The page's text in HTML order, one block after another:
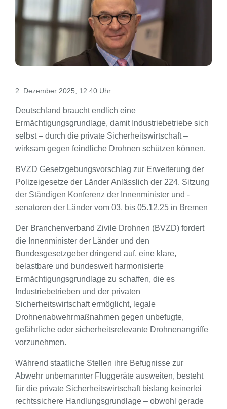
2. Dezember 2025, 12:40 Uhr
Deutschland braucht endlich eine
Ermächtigungsgrundlage, damit Industriebetriebe sich
selbst – durch die private Sicherheitswirtschaft –
wirksam gegen feindliche Drohnen schützen können.
BVZD Gesetzgebungsvorschlag zur Erweiterung der
Polizeigesetze der Länder Anlässlich der 224. Sitzung
der Ständigen Konferenz der Innenminister und -
senatoren der Länder vom 03. bis 05.12.25 in Bremen
Der Branchenverband Zivile Drohnen (BVZD) fordert
die Innenminister der Länder und den
Bundesgesetzgeber dringend auf, eine klare,
belastbare und bundesweit harmonisierte
Ermächtigungsgrundlage zu schaffen, die es
Industriebetrieben und der privaten
Sicherheitswirtschaft ermöglicht, legale
Drohnenabwehrmaßnahmen gegen unbefugte,
gefährliche oder sicherheitsrelevante Drohnenangriffe
vorzunehmen.
Während staatliche Stellen ihre Befugnisse zur
Abwehr unbemannter Fluggeräte ausweiten, besteht
für die private Sicherheitswirtschaft bislang keinerlei
rechtssichere Handlungsgrundlage – obwohl gerade